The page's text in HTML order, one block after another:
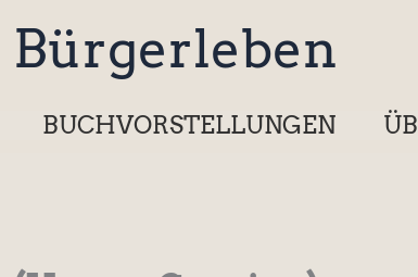
Bürgerleben
BUCHVORSTELLUNGEN